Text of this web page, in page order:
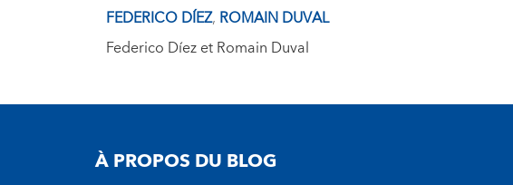
FEDERICO DÍEZ, ROMAIN DUVAL
Federico Díez et Romain Duval
À PROPOS DU BLOG